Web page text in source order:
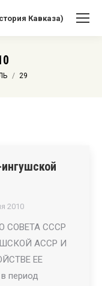
Кавказа)
29
2010
СОВЕТА СССР
АССР И
ЕЕ
период